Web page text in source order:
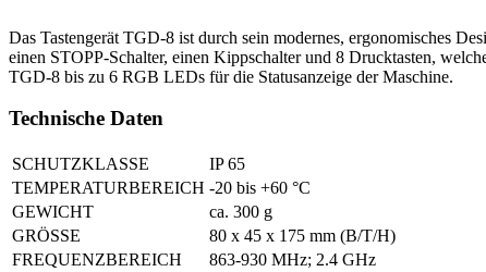
Das Tastengerät TGD-8 ist durch sein modernes, ergonomisches
einen STOPP-Schalter, einen Kippschalter und 8 Drucktasten,
TGD-8 bis zu 6 RGB LEDs für die Statusanzeige der Maschine.
Technische Daten
SCHUTZKLASSE
IP 65
TEMPERATURBEREICH -20 bis +60 °C
GEWICHT
ca. 300 g
GRÖSSE
80 x 45 x 175 mm (B/T/H)
FREQUENZBEREICH
863-930 MHz; 2.4 GHz